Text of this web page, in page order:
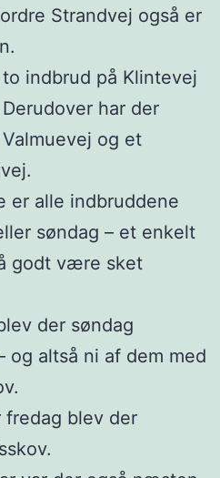
Strandvej også er
indbrud på Klintevej
har der
og et
er alle indbruddene
søndag – et enkelt
godt være sket
der søndag
og altså ni af dem med
fredag blev der